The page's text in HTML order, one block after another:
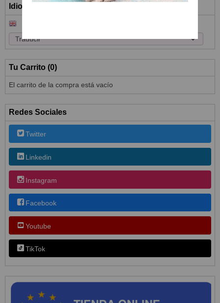
Idioma
Tu Carrito (0)
El carrito de la compra está vacío
Redes Sociales
Twitter
Linkedin
Instagram
Facebook
Youtube
TikTok